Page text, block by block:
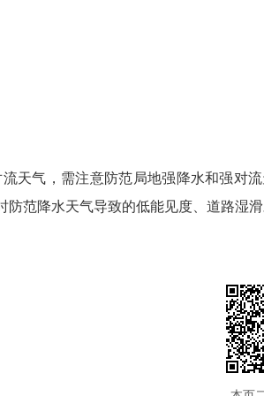
气，需注意防范局地强降水和强对流
范降水天气导致的低能见度、道路湿